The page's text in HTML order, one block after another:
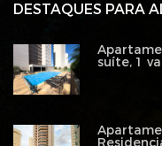
DESTAQUES PARA
suíte, 1